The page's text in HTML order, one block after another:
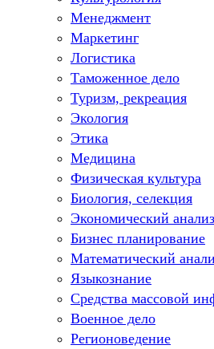
Менеджмент
Маркетинг
Логистика
Таможенное дело
Туризм, рекреация
Экология
Этика
Медицина
Физическая культура
Биология, селекция
Экономический анализ
Бизнес планирование
Математический
Языкознание
Средства массовой
Военное дело
Регионоведение